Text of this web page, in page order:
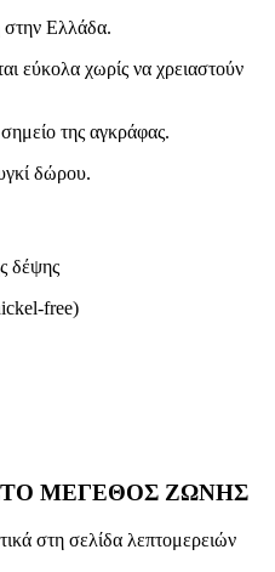
στην Ελλάδα.
εύκολα χωρίς να χρειαστούν
της αγκράφας.
δώρου.
δέψης
free)
ΜΕΓΕΘΟΣ ΖΩΝΗΣ
στη σελίδα λεπτομερειών